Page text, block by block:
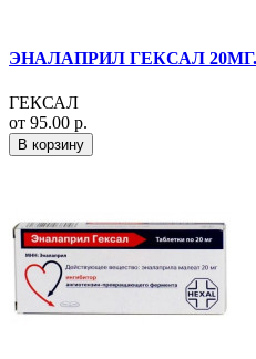
ЭНАЛАПРИЛ ГЕКСАЛ
ГЕКСАЛ
от 95.00 р.
В корзину